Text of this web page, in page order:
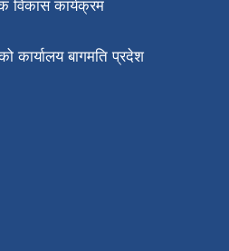
विकास कार्यक्रम
कार्यालय बागमति प्रदेश